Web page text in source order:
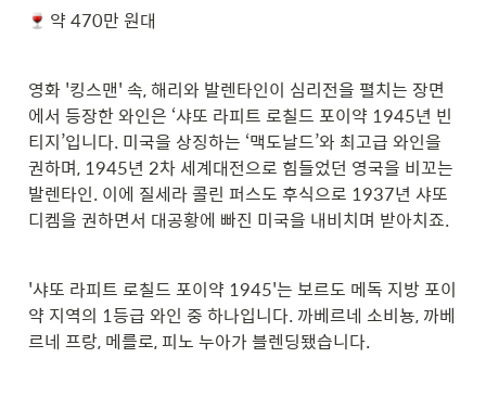
약 470만 원대
영화 '킹스맨' 속, 해리와 발렌타인이 심리전을 펼치는 장면
에서 등장한 와인은 ‘샤또 라피트 로칠드 포이약 1945년 빈
티지’입니다. 미국을 상징하는 ‘맥도날드’와 최고급 와인을
권하며, 1945년 2차 세계대전으로 힘들었던 영국을 비꼬는
발렌타인. 이에 질세라 콜린 퍼스도 후식으로 1937년 샤또
디켐을 권하면서 대공황에 빠진 미국을 내비치며 받아치죠.
'샤또 라피트 로칠드 포이약 1945'는 보르도 메독 지방 포이
약 지역의 1등급 와인 중 하나입니다. 까베르네 소비뇽, 까베
르네 프랑, 메를로, 피노 누아가 블렌딩됐습니다.